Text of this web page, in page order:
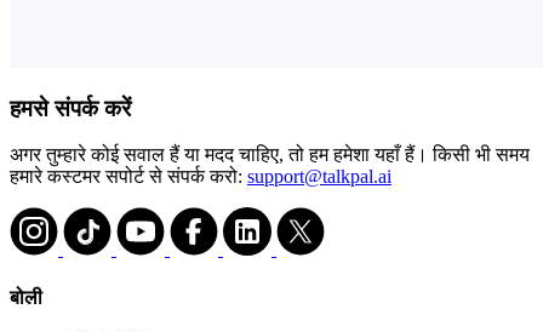
हमसे संपर्क करें
अगर तुम्हारे कोई सवाल हैं या मदद चाहिए, तो हम हमेशा यहाँ हैं। किसी भी समय
हमारे कस्टमर सपोर्ट से संपर्क करो: support@talkpal.ai
बोली